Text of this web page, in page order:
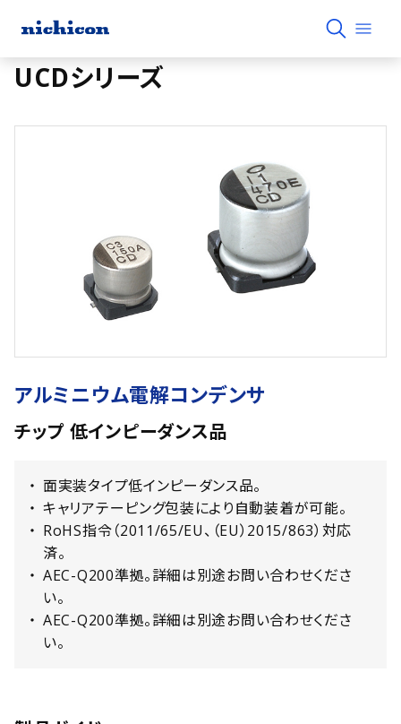
UCDシリーズ
アルミニウム電解コンデンサ
チップ 低インピーダンス品
面実装タイプ低インピーダンス品。
キャリアテーピング包装により自動装着が可能。
RoHS指令（2011/65/EU、（EU）2015/863）対応
済。
AEC-Q200準拠。詳細は別途お問い合わせくださ
い。
AEC-Q200準拠。詳細は別途お問い合わせくださ
い。